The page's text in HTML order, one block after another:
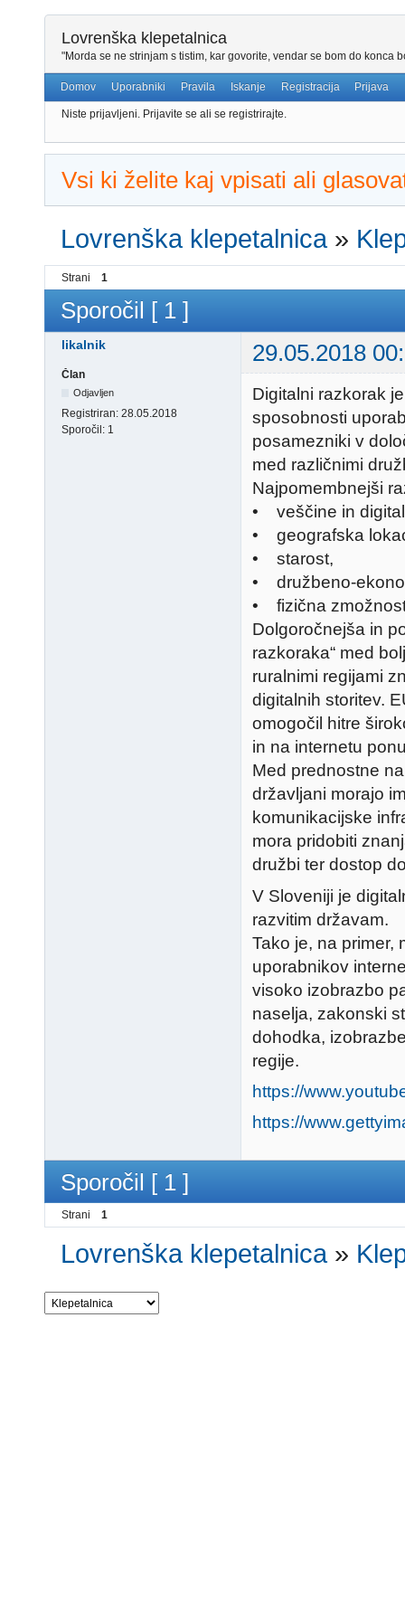
Lovrenška klepetalnica
"Morda se ne strinjam s tistim, kar govorite, vendar se bom do konca
Domov Uporabniki Pravila Iskanje Registracija Prijava
Niste prijavljeni. Prijavite se ali se registrirajte.
Vsi ki želite kaj vpisati ali
Lovrenška klepetalnica »
Strani 1
Sporočil [ 1 ]
likalnik 29.05.2018
Član
Odjavljen
Registriran: 28.05.2018
Sporočil: 1
Digitalni razkorak
sposobnosti
posamezniki v
med različnimi
Najpomembnejši
• veščine in
• geografska
• starost,
• družbeno-
• fizična
Dolgoročnejša in
razkoraka“ med
ruralnimi regijami
digitalnih storitev.
omogočil hitre
in na internetu
Med prednostne
državljani morajo
komunikacijske
mora pridobiti
družbi ter dostop
V Sloveniji je
razvitim državam.
Tako je, na primer,
uporabnikov
visoko izobrazbo
naselja, zakonski
dohodka,
regije.
https://
https://
Sporočil [ 1 ]
Strani 1
Lovrenška klepetalnica »